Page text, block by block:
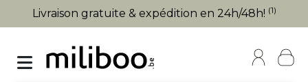
Livraison gratuite & expédition en 24h/48h! (1)